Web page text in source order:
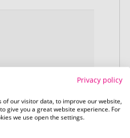
Privacy policy
of our visitor data, to improve our website,
give you a great website experience. For
we use open the settings.